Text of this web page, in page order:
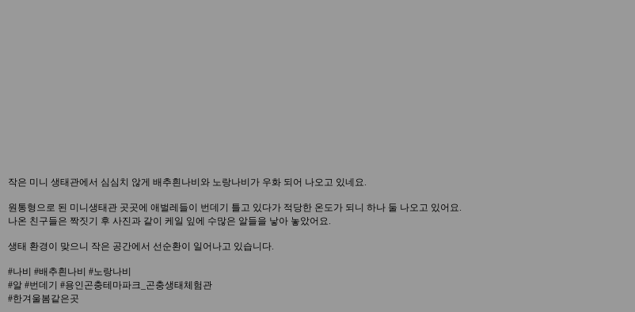
작은 미니 생태관에서 심심치 않게 배추흰나비와 노랑나비가 우화 되어 나오고 있네요.
원통형으로 된 미니생태관 곳곳에 애벌레들이 번데기 틀고 있다가 적당한 온도가 되니 하나 둘 나오고 있어요.
나온 친구들은 짝짓기 후 사진과 같이 케일 잎에 수많은 알들을 낳아 놓았어요.
생태 환경이 맞으니 작은 공간에서 선순환이 일어나고 있습니다.
#나비 #배추흰나비 #노랑나비
#알 #번데기 #용인곤충테마파크_곤충생태체험관
#한겨울봄같은곳